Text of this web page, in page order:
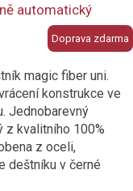
Doprava zdarma
automatický
magic fiber uni.
konstrukce ve
Jednobarevný
z kvalitního 100%
z oceli,
deštníku v černé